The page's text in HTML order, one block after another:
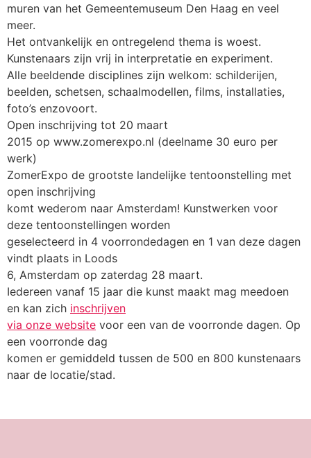
muren van het Gemeentemuseum Den Haag en veel
meer.
Het ontvankelijk en ontregelend thema is woest.
Kunstenaars zijn vrij in interpretatie en experiment.
Alle beeldende disciplines zijn welkom: schilderijen,
beelden, schetsen, schaalmodellen, films, installaties,
foto’s enzovoort.
Open inschrijving tot 20 maart
2015 op www.zomerexpo.nl (deelname 30 euro per
werk)
ZomerExpo de grootste landelijke tentoonstelling met
open inschrijving
komt wederom naar Amsterdam! Kunstwerken voor
deze tentoonstellingen worden
geselecteerd in 4 voorrondedagen en 1 van deze dagen
vindt plaats in Loods
6, Amsterdam op zaterdag 28 maart.
Iedereen vanaf 15 jaar die kunst maakt mag meedoen
en kan zich inschrijven
via onze website voor een van de voorronde dagen. Op
een voorronde dag
komen er gemiddeld tussen de 500 en 800 kunstenaars
naar de locatie/stad.